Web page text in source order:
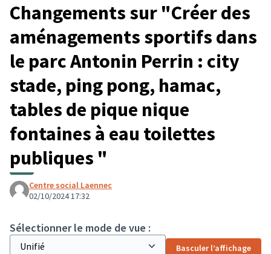
Changements sur "Créer des
aménagements sportifs dans
le parc Antonin Perrin : city
stade, ping pong, hamac,
tables de pique nique
fontaines à eau toilettes
publiques "
Centre social Laennec
02/10/2024 17:32
Sélectionner le mode de vue :
Basculer l’affichage